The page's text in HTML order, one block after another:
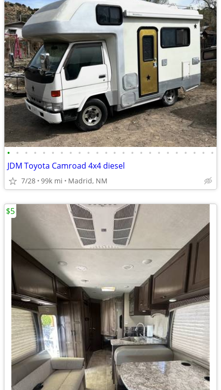
• • • • • • • • • • • • • • • • • • • • • • • •
JDM Toyota Camroad 4x4 diesel
7/28 99k mi Madrid, NM
$5